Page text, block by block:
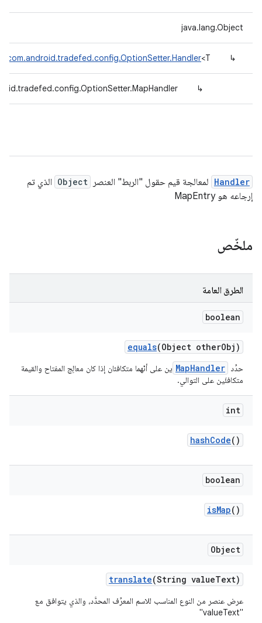
java.lang.Object
↳
com.android.tradefed.config.OptionSetter.Handler<T>
↳
Handler لمعالجة قيم حقول "الربط" العنصر Object الذي تم
إرجاعه هو MapEntry
ملخّص
الطرق العامة
boolean
equals(Object otherObj)
حدِّد MapHandler َين على أنّهما متكافئان إذا كان معالِج المفتاح والقيمة
متكافئَين على التوالي.
int
hashCode()
boolean
isMap()
Object
translate(String valueText)
عرض عنصر من النوع المناسب للاسم المعرِّف المحدَّد، والذي يتوافق مع
"valueText"